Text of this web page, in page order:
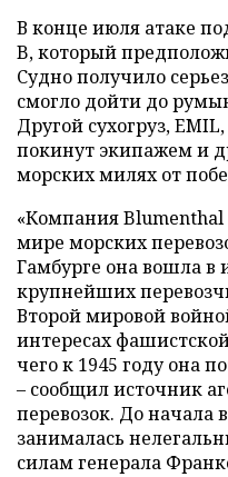
В конце июля атаке
B, который
Судно получило
смогло дойти до
Другой сухогруз,
покинут экипажем и
морских милях от
«Компания Blumenthal
мире морских
Гамбурге она вошла в
крупнейших
Второй мировой
интересах
чего к 1945 году она
– сообщил источник
перевозок. До
занималась
силам генерала